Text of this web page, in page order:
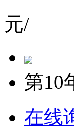
元/
第10
在线